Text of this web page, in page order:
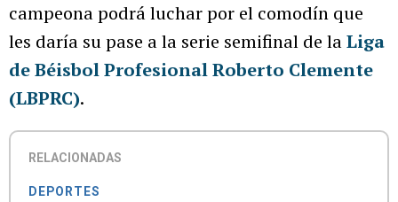
campeona podrá luchar por el comodín que
les daría su pase a la serie semifinal de laLiga
de Béisbol Profesional Roberto Clemente
(LBPRC).
RELACIONADAS
DEPORTES